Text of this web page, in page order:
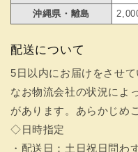
沖縄県・離島
配送について
5日以内にお届けをさせて
なお物流会社の状況によ
があります。あらかじめ
◇日時指定
・配送日：土日祝日問わ